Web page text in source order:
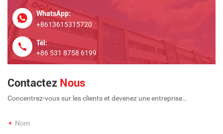
WhatsApp:
+8613615315720
Tél:
+86 531 8758 6199
Contactez Nous
Concentrez-vous sur les clients et devenez une entreprise